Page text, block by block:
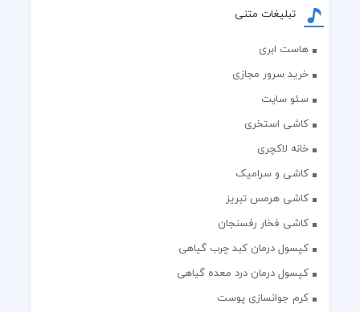
تبلیغات متنی
هاست ابری
خرید سرور مجازی
سئو سایت
کاشی استخری
خانه لاکچری
کاشی و سرامیک
کاشی هرمس تبریز
کاشی فخار رفسنجان
کپسول درمان کبد چرب گیاهی
کپسول درمان درد معده گیاهی
کرم جوانسازی پوست